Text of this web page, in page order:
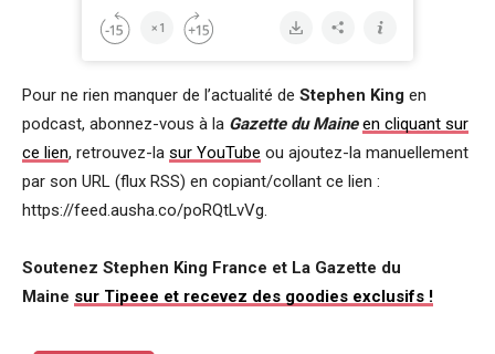
Pour ne rien manquer de l’actualité de Stephen King en
podcast, abonnez-vous à la Gazette du Maine en cliquant sur
ce lien, retrouvez-la sur YouTube ou ajoutez-la manuellement
par son URL (flux RSS) en copiant/collant ce lien :
https://feed.ausha.co/poRQtLvVg.
Soutenez Stephen King France et La Gazette du
Maine sur Tipeee et recevez des goodies exclusifs !